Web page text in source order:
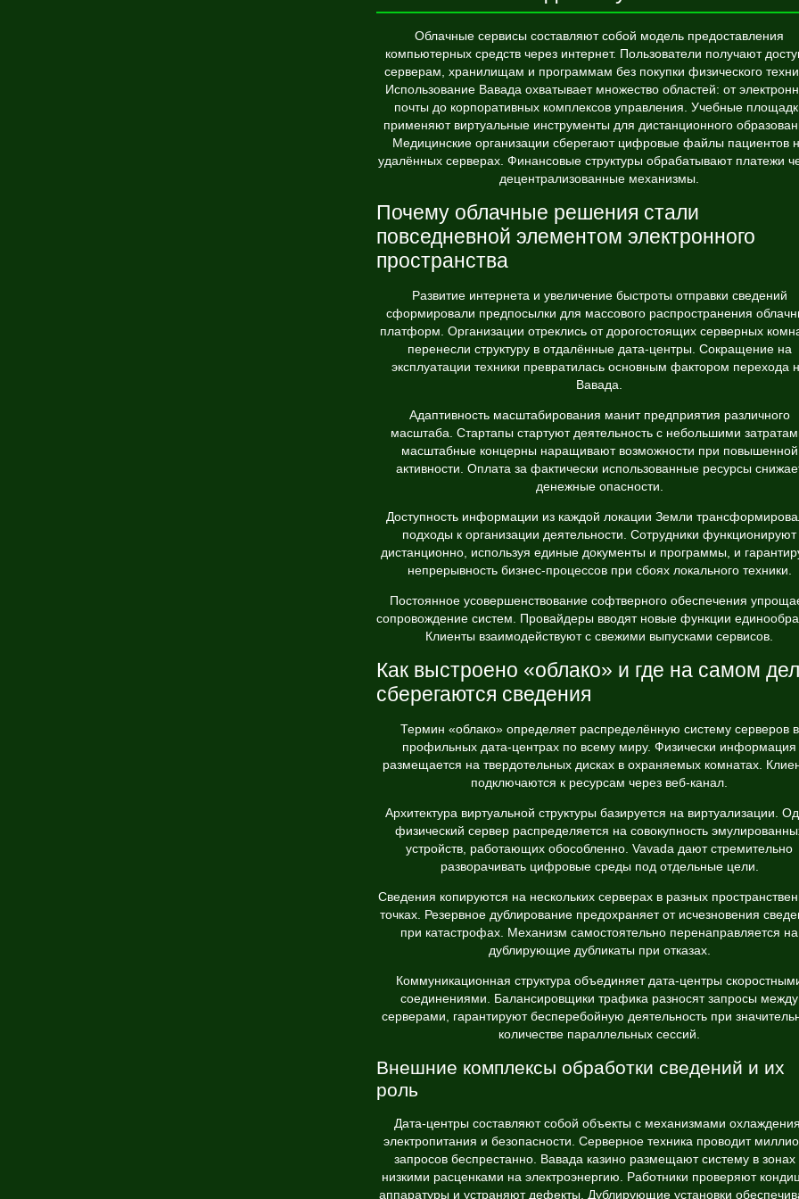
Облачные сервисы составляют собой модель предоставления
компьютерных средств через интернет. Пользователи получают
серверам, хранилищам и программам без покупки физического
Использование Вавада охватывает множество областей: от
почты до корпоративных комплексов управления. Учебные
применяют виртуальные инструменты для дистанционного
Медицинские организации сберегают цифровые файлы пациентов
удалённых серверах. Финансовые структуры обрабатывают платежи
децентрализованные механизмы.
Почему облачные решения стали
повседневной элементом электронного
пространства
Развитие интернета и увеличение быстроты отправки сведений
сформировали предпосылки для массового распространения
платформ. Организации отреклись от дорогостоящих серверных
перенесли структуру в отдалённые дата-центры. Сокращение на
эксплуатации техники превратилась основным фактором перехода
Вавада.
Адаптивность масштабирования манит предприятия различного
масштаба. Стартапы стартуют деятельность с небольшими
масштабные концерны наращивают возможности при повышенной
активности. Оплата за фактически использованные ресурсы
денежные опасности.
Доступность информации из каждой локации Земли
подходы к организации деятельности. Сотрудники функционируют
дистанционно, используя единые документы и программы, и
непрерывность бизнес-процессов при сбоях локального техники.
Постоянное усовершенствование софтверного обеспечения
сопровождение систем. Провайдеры вводят новые функции
Клиенты взаимодействуют с свежими выпусками сервисов.
Как выстроено «облако» и где на самом
сберегаются сведения
Термин «облако» определяет распределённую систему серверов в
профильных дата-центрах по всему миру. Физически информация
размещается на твердотельных дисках в охраняемых комнатах.
подключаются к ресурсам через веб-канал.
Архитектура виртуальной структуры базируется на виртуализации.
физический сервер распределяется на совокупность
устройств, работающих обособленно. Vavada дают стремительно
разворачивать цифровые среды под отдельные цели.
Сведения копируются на нескольких серверах в разных
точках. Резервное дублирование предохраняет от исчезновения
при катастрофах. Механизм самостоятельно перенаправляется на
дублирующие дубликаты при отказах.
Коммуникационная структура объединяет дата-центры
соединениями. Балансировщики трафика разносят запросы между
серверами, гарантируют бесперебойную деятельность при
количестве параллельных сессий.
Внешние комплексы обработки сведений и их
роль
Дата-центры составляют собой объекты с механизмами охлаждения,
электропитания и безопасности. Серверное техника проводит
запросов беспрестанно. Вавада казино размещают систему в зонах
низкими расценками на электроэнергию. Работники проверяют
аппаратуры и устраняют дефекты. Дублирующие установки